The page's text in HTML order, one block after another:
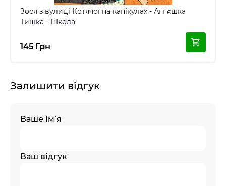
Зося з вулиці Котячої на канікулах - Агнєшка
Тишка - Школа
145 Грн
Залишити відгук
Ваше ім’я
Ваш відгук